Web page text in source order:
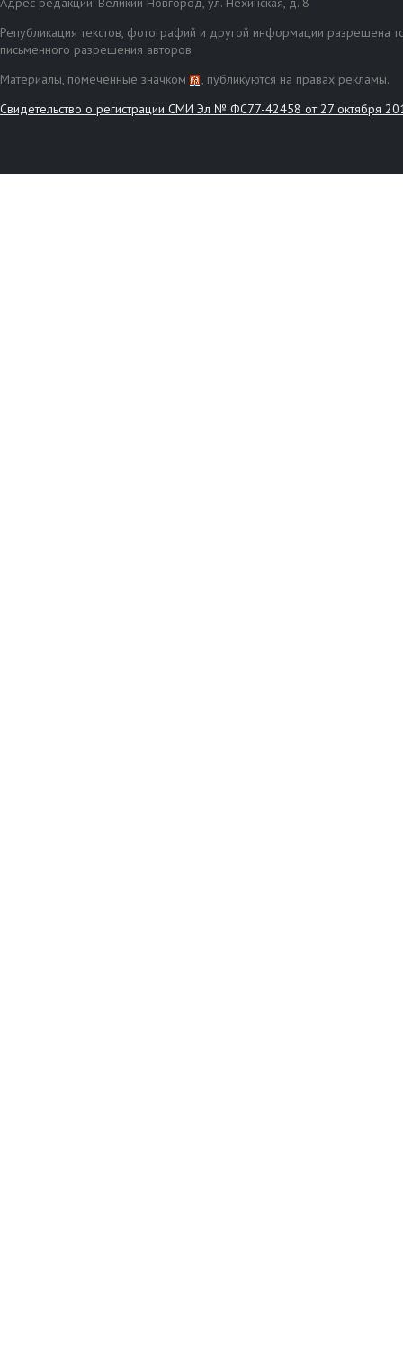
Републикация текстов, фотографий и другой информации разрешена
письменного разрешения авторов.
Материалы, помеченные значком
, публикуются на правах рекламы.
Свидетельство о регистрации СМИ Эл № ФС77-42458 от 27 октября